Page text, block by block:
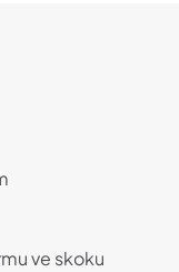
ve skoku